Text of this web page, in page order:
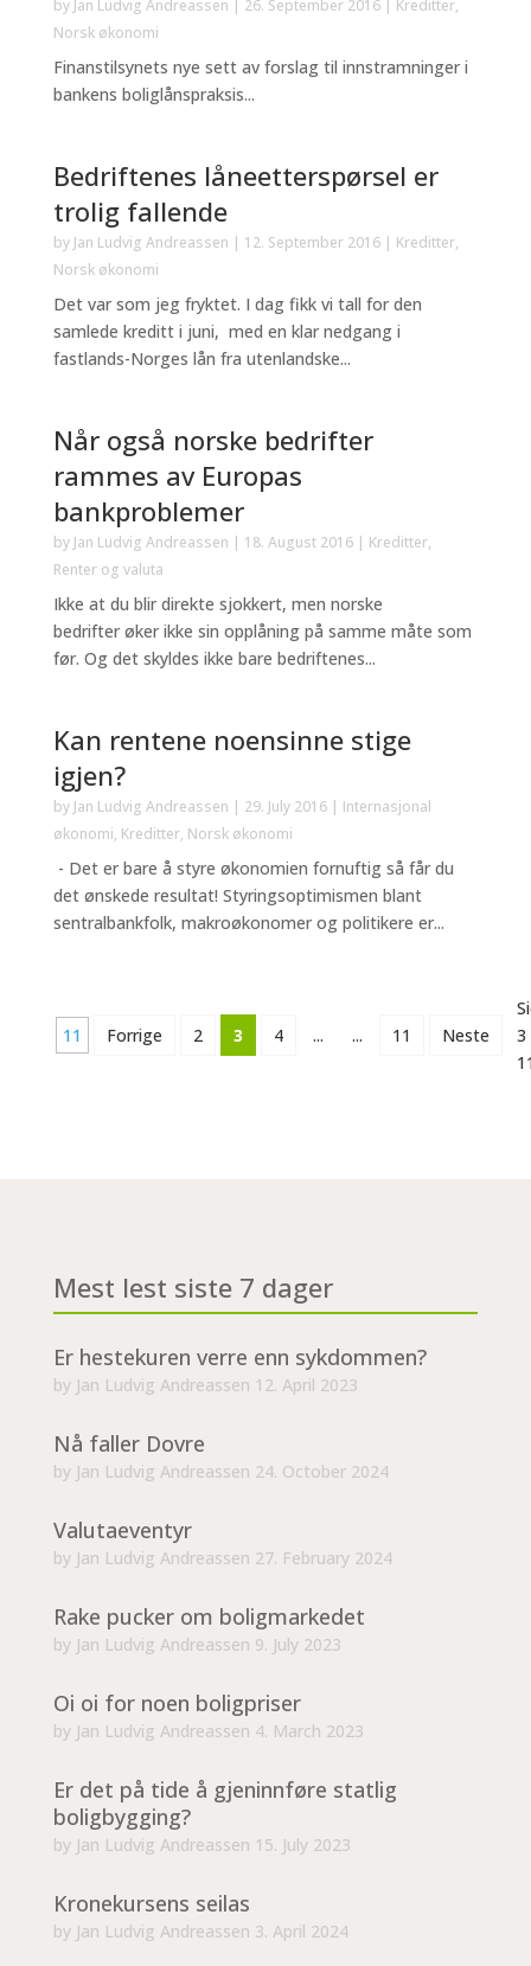
by Jan Ludvig Andreassen | 26. September 2016| Kreditter,
Norsk økonomi
Finanstilsynets nye sett av forslag til innstramninger i
bankens boliglånspraksis...
Bedriftenes låneetterspørsel er
trolig fallende
by Jan Ludvig Andreassen | 12. September 2016| Kreditter,
Norsk økonomi
Det var som jeg fryktet. I dag fikk vi tall for den
samlede kreditt i juni, med en klar nedgang i
fastlands-Norges lån fra utenlandske...
Når også norske bedrifter
rammes av Europas
bankproblemer
by Jan Ludvig Andreassen | 18. August 2016| Kreditter,
Renter og valuta
Ikke at du blir direkte sjokkert, men norske
bedrifter øker ikke sin opplåning på samme måte som
før. Og det skyldes ikke bare bedriftenes...
Kan rentene noensinne stige
igjen?
by Jan Ludvig Andreassen | 29. July 2016| Internasjonal
økonomi, Kreditter, Norsk økonomi
- Det er bare å styre økonomien fornuftig så får du
det ønskede resultat! Styringsoptimismen blant
sentralbankfolk, makroøkonomer og politikere er...
3
11 Forrige ...
2 3 4 ... Neste
11
Mest lest siste 7 dager
Er hestekuren verre enn sykdommen?
by Jan Ludvig Andreassen 12. April 2023
Nå faller Dovre
by Jan Ludvig Andreassen 24. October 2024
Valutaeventyr
by Jan Ludvig Andreassen 27. February 2024
Rake pucker om boligmarkedet
by Jan Ludvig Andreassen 9. July 2023
Oi oi for noen boligpriser
by Jan Ludvig Andreassen 4. March 2023
Er det på tide å gjeninnføre statlig
boligbygging?
by Jan Ludvig Andreassen 15. July 2023
Kronekursens seilas
by Jan Ludvig Andreassen 3. April 2024